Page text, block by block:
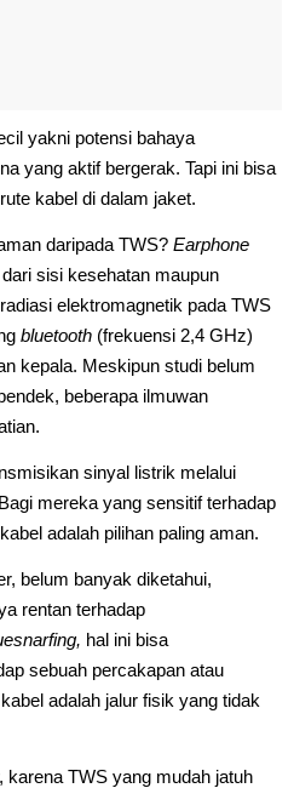
yakni potensi bahaya
yang aktif bergerak. Tapi ini bisa
kabel di dalam jaket.
daripada TWS? Earphone
sisi kesehatan maupun
elektromagnetik pada TWS
bluetooth (frekuensi 2,4 GHz)
kepala. Meskipun studi belum
beberapa ilmuwan
sinyal listrik melalui
mereka yang sensitif terhadap
adalah pilihan paling aman.
belum banyak diketahui,
rentan terhadap
hal ini bisa
sebuah percakapan atau
kabel adalah jalur fisik yang tidak
karena TWS yang mudah jatuh